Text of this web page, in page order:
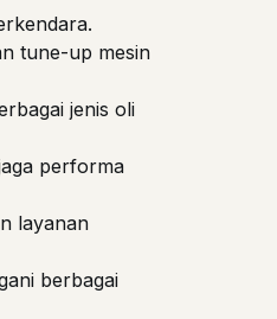
tune-up mesin
jenis oli
performa
layanan
berbagai